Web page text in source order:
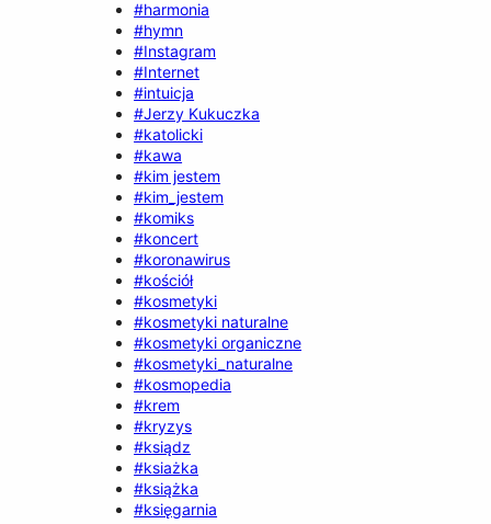
#harmonia
#hymn
#Instagram
#Internet
#intuicja
#Jerzy Kukuczka
#katolicki
#kawa
#kim jestem
#kim_jestem
#komiks
#koncert
#koronawirus
#kościół
#kosmetyki
#kosmetyki naturalne
#kosmetyki organiczne
#kosmetyki_naturalne
#kosmopedia
#krem
#kryzys
#ksiądz
#ksiażka
#książka
#księgarnia